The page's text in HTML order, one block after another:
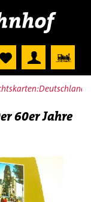
60er Jahre